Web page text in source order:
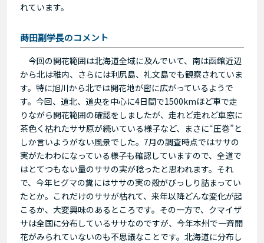
れています。
蒔田副学長のコメント
今回の開花範囲は北海道全域に及んでいて、南は函館近辺
から北は稚内、さらには利尻島、礼文島でも観察されていま
す。特に旭川から北では開花地が密に広がっているようで
す。今回、道北、道央を中心に4日間で1500kmほど車で走
りながら開花範囲の確認をしましたが、走れど走れど車窓に
茶色く枯れたササ原が続いている様子など、まさに“圧巻”と
しか言いようがない風景でした。7月の調査時点ではササの
実がたわわになっている様子も確認していますので、全道で
はとてつもない量のササの実が稔ったと思われます。それ
で、今年ヒグマの糞にはササの実の殻がびっしり詰まってい
たとか。これだけのササが枯れて、来年以降どんな変化が起
こるか、大変興味のあるところです。その一方で、クマイザ
サは全国に分布しているササなのですが、今年本州で一斉開
花がみられていないのも不思議なことです。北海道に分布し